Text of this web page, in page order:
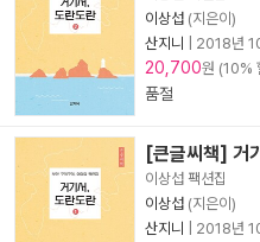
이상섭 (지은이)
산지니
2018년
20,700원 (10%
품절
[큰글씨책] 거
이상섭 팩션집
이상섭 (지은이)
산지니
2018년